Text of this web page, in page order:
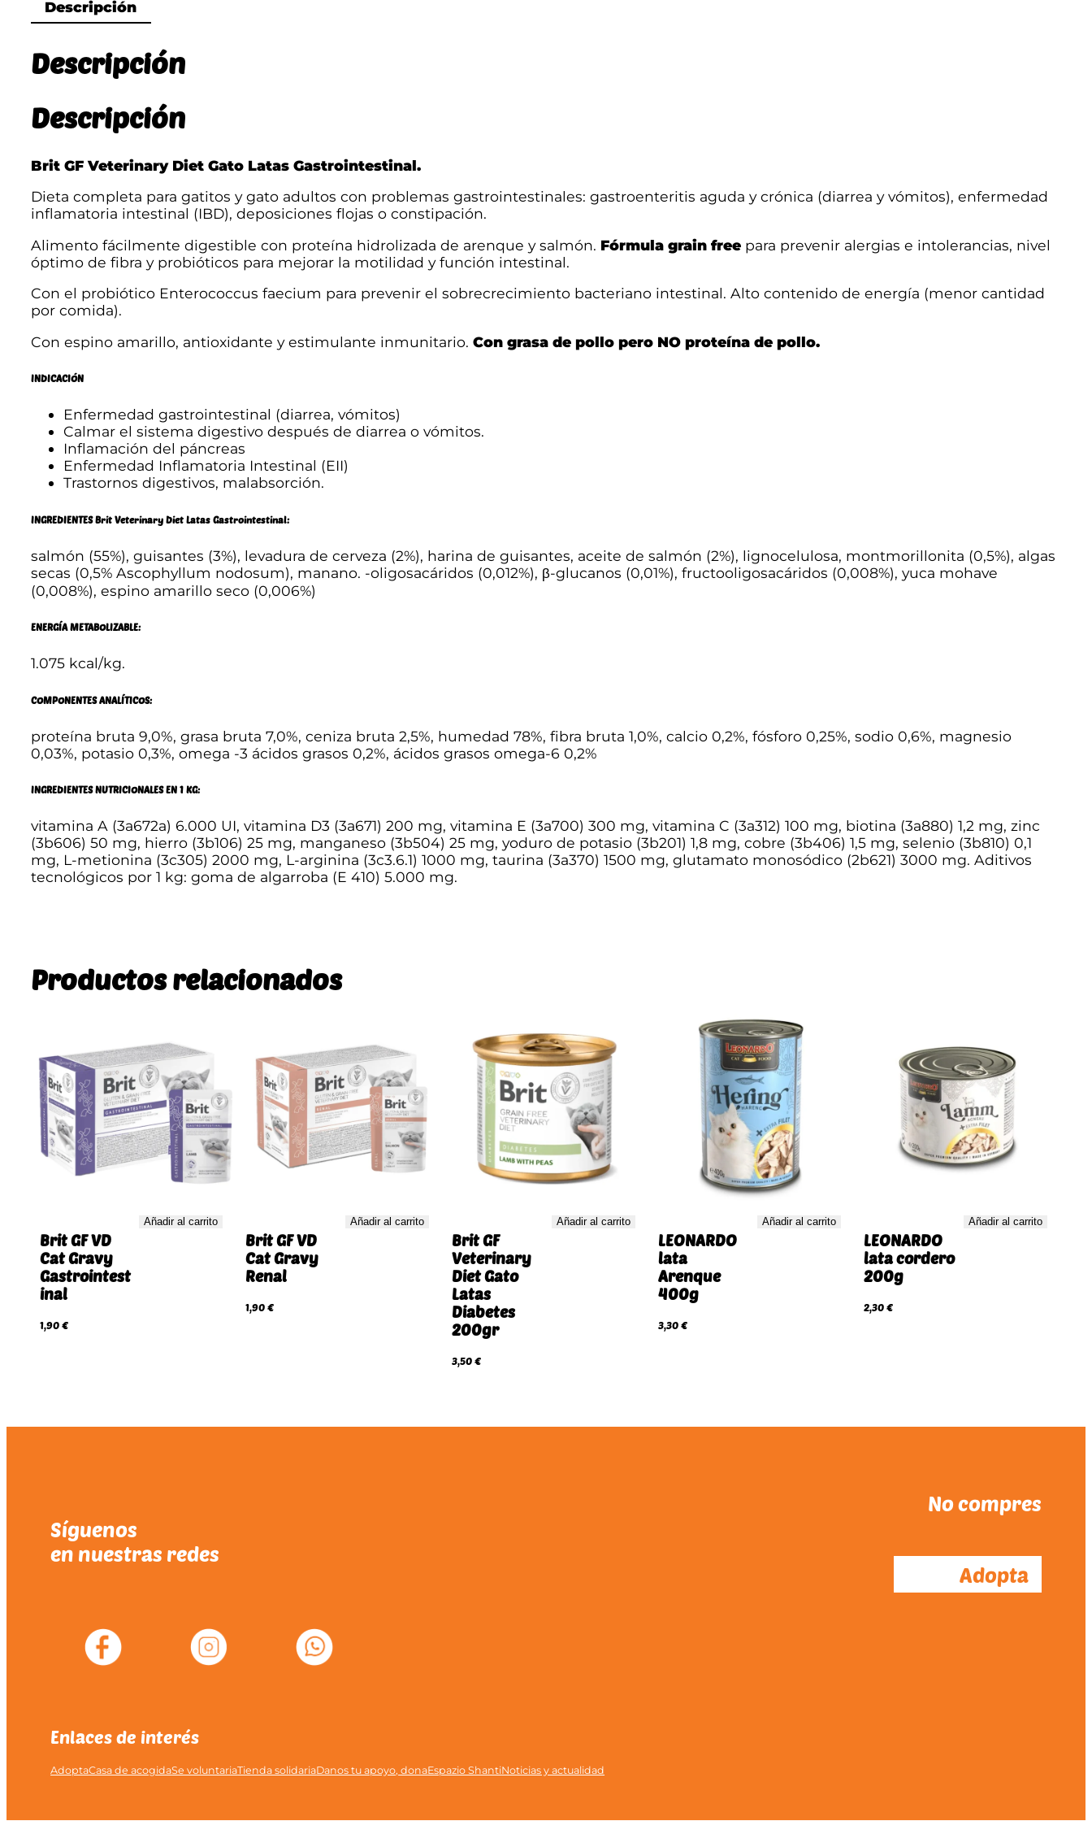
G
a
t
r
i
e
a
a
n
Descripción
Descripción
Descripción
Brit GF Veterinary Diet Gato Latas Gastrointestinal.
Dieta completa para gatitos y gato adultos con problemas gastrointestinales: gastroenteritis aguda y crónica (diarrea y vómitos), enfermedad
inflamatoria intestinal (IBD), deposiciones flojas o constipación.
Alimento fácilmente digestible con proteína hidrolizada de arenque y salmón. Fórmula grain free para prevenir alergias e intolerancias, nivel
óptimo de fibra y probióticos para mejorar la motilidad y función intestinal.
Con el probiótico Enterococcus faecium para prevenir el sobrecrecimiento bacteriano intestinal. Alto contenido de energía (menor cantidad
por comida).
Con espino amarillo, antioxidante y estimulante inmunitario. Con grasa de pollo pero NO proteína de pollo.
INDICACIÓN
Enfermedad gastrointestinal (diarrea, vómitos)
Calmar el sistema digestivo después de diarrea o vómitos.
Inflamación del páncreas
Enfermedad Inflamatoria Intestinal (EII)
Trastornos digestivos, malabsorción.
INGREDIENTES Brit Veterinary Diet Latas Gastrointestinal:
salmón (55%), guisantes (3%), levadura de cerveza (2%), harina de guisantes, aceite de salmón (2%), lignocelulosa, montmorillonita (0,5%), algas
secas (0,5% Ascophyllum nodosum), manano. -oligosacáridos (0,012%), β-glucanos (0,01%), fructooligosacáridos (0,008%), yuca mohave
(0,008%), espino amarillo seco (0,006%)
ENERGÍA METABOLIZABLE:
1.075 kcal/kg.
COMPONENTES ANALÍTICOS:
proteína bruta 9,0%, grasa bruta 7,0%, ceniza bruta 2,5%, humedad 78%, fibra bruta 1,0%, calcio 0,2%, fósforo 0,25%, sodio 0,6%, magnesio
0,03%, potasio 0,3%, omega -3 ácidos grasos 0,2%, ácidos grasos omega-6 0,2%
INGREDIENTES NUTRICIONALES EN 1 KG:
vitamina A (3a672a) 6.000 UI, vitamina D3 (3a671) 200 mg, vitamina E (3a700) 300 mg, vitamina C (3a312) 100 mg, biotina (3a880) 1,2 mg, zinc
(3b606) 50 mg, hierro (3b106) 25 mg, manganeso (3b504) 25 mg, yoduro de potasio (3b201) 1,8 mg, cobre (3b406) 1,5 mg, selenio (3b810) 0,1
mg, L-metionina (3c305) 2000 mg, L-arginina (3c3.6.1) 1000 mg, taurina (3a370) 1500 mg, glutamato monosódico (2b621) 3000 mg. Aditivos
tecnológicos por 1 kg: goma de algarroba (E 410) 5.000 mg.
Productos relacionados
Brit GF VD
Cat Gravy
Gastrointest
inal
1,90€
Añadir al carrito
Brit GF VD
Cat Gravy
Renal
1,90€
Añadir al carrito
Brit GF
Veterinary
Diet Gato
Latas
Diabetes
200gr
3,50€
Añadir al carrito
LEONARDO
lata
Arenque
400g
3,30€
Añadir al carrito
LEONARDO
lata cordero
200g
2,30€
Añadir al carrito
Síguenos
en nuestras redes
No compres
Adopta
Enlaces de interés
AdoptaCasa de acogidaSe voluntariaTienda solidariaDanos tu apoyo, donaEspazio ShantiNoticias y actualidad